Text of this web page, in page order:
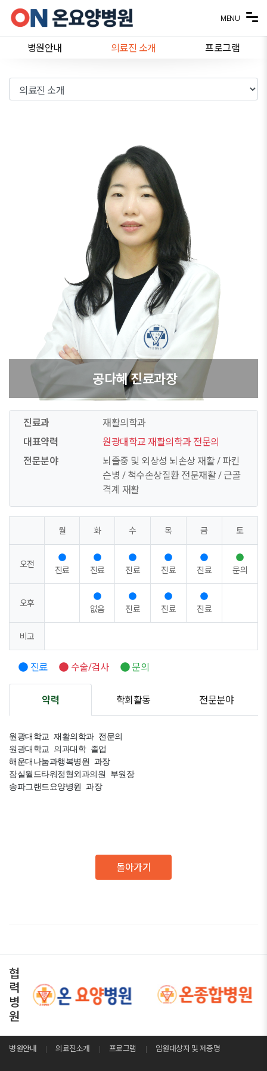
메뉴 건너뛰기
병원안내 의료진 소개 프로그램
MENU
공다혜 진료과장
진료과
재활의학과
대표약력
원광대학교 재활의학과 전문의
전문분야
뇌졸중 및 외상성 뇌손상 재활 / 파킨
슨병 / 척수손상질환 전문재활 / 근골
격계 재활
월 화 수 목 금 토
오전
진료 진료 진료 진료 진료 문의
오후
없음 진료 진료 진료
비고
진료 수술/검사 문의
약력 학회활동 전문분야
원광대학교 재활의학과 전문의
원광대학교 의과대학 졸업
해운대나눔과행복병원 과장
잠실월드타워정형외과의원 부원장
송파그랜드요양병원 과장
돌아가기
협
력
병
원
병원안내 의료진소개 프로그램 입원대상자 및 제증명